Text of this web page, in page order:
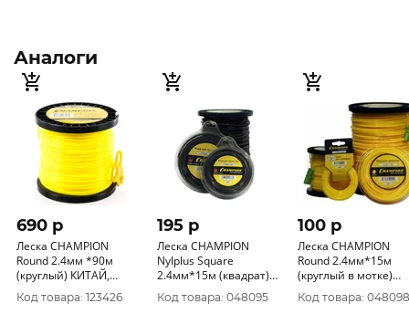
Аналоги
690 p
Леска CHAMPION
Round 2.4мм *90м
(круглый) КИТАЙ,
C5015
Код товара: 123426
195 p
Леска CHAMPION
Nylplus Square
2.4мм*15м (квадрат)
С5065
Код товара: 048095
100 p
Леска CHAMPION
Round 2.4мм*15м
(круглый в мотке)
С5004
Код товара: 048098